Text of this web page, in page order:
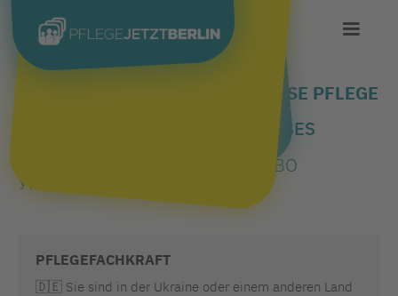
BERUFSBEZOGENE SPRACHKURSE PFLEGE
JOB-RELATED LANGUAGE COURSES
МОВНІ КУРСИ МЕДСЕСТРИНСТВО
УКРАЇНСЬКИХ АБІТУРІЄНТІВ
PFLEGEFACHKRAFT
🇩🇪 Sie sind in der Ukraine oder einem anderen Land